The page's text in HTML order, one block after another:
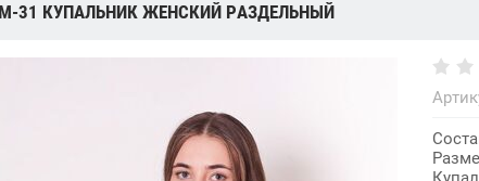
M-31 КУПАЛЬНИК ЖЕНСКИЙ РАЗДЕЛЬНЫЙ